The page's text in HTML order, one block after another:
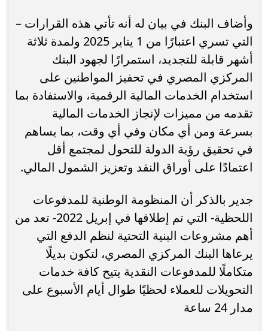
وأضاف البنك في بيان له أنه تأتي هذه القرارات –
التي تسري اعتبارًا من 1 يناير 2025 ولمدة ثلاثة
أشهر قابلة للتجديد، استمرارًا لجهود البنك
المركزي المصري في تحفيز المواطنين على
استخدام الخدمات المالية الرقمية، والاستفادة بما
تقدمه من مميزات لإنجاز الخدمات المالية
بسرعة ومن أي مكان وفي أي وقت، بما يساهم
في تحقيق رؤية الدولة للتحول لمجتمع أقل
اعتمادًا على أوراق النقد وتعزيز الشمول المالي.
جدير بالذكر أن المنظومة الوطنية للمدفوعات
اللحظية- التي تم إطلاقها في إبريل 2022- تعد من
أهم مشروعات البنية التحتية لنظم الدفع التي
يرعاها البنك المركزي المصري، لتكون بديلًا
متكاملًا للمدفوعات النقدية يتيح كافة خدمات
التحويلات للعملاء لحظيًا طوال أيام الأسبوع على
مدار 24 ساعة